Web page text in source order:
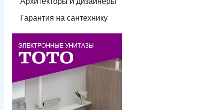
Гарантия на сантехнику